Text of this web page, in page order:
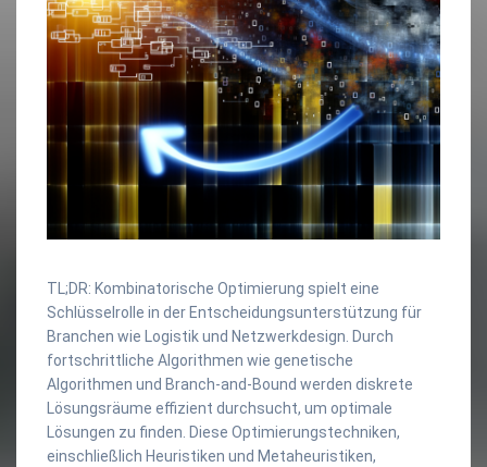
TL;DR: Kombinatorische Optimierung spielt eine
Schlüsselrolle in der Entscheidungsunterstützung für
Branchen wie Logistik und Netzwerkdesign. Durch
fortschrittliche Algorithmen wie genetische
Algorithmen und Branch-and-Bound werden diskrete
Lösungsräume effizient durchsucht, um optimale
Lösungen zu finden. Diese Optimierungstechniken,
einschließlich Heuristiken und Metaheuristiken,